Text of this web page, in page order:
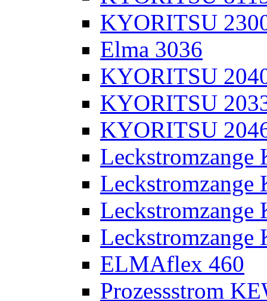
KYORITSU
Elma 3036
KYORITSU
KYORITSU
KYORITSU
Leckstromzange
Leckstromzange
Leckstromzange
Leckstromzange
ELMAflex 460
Prozessstrom